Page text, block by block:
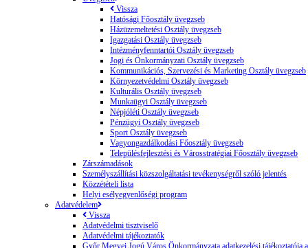
Vissza
Hatósági Főosztály üvegzseb
Házüzemeltetési Osztály üvegzseb
Igazgatási Osztály üvegzseb
Intézményfenntartói Osztály üvegzseb
Jogi és Önkormányzati Osztály üvegzseb
Kommunikációs, Szervezési és Marketing Osztály üvegzseb
Környezetvédelmi Osztály üvegzseb
Kulturális Osztály üvegzseb
Munkaügyi Osztály üvegzseb
Népjóléti Osztály üvegzseb
Pénzügyi Osztály üvegzseb
Sport Osztály üvegzseb
Vagyongazdálkodási Főosztály üvegzseb
Településfejlesztési és Városstratégiai Főosztály üvegzseb
Zárszámadások
Személyszállítási közszolgáltatási tevékenységről szóló jelentés
Közzétételi lista
Helyi esélyegyenlőségi program
Adatvédelem
Vissza
Adatvédelmi tisztviselő
Adatvédelmi tájékoztatók
Győr Megyei Jogú Város Önkormányzata adatkezelési tájékoztatója a